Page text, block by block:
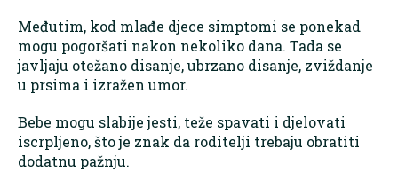
Međutim, kod mlađe djece simptomi se ponekad
mogu pogoršati nakon nekoliko dana. Tada se
javljaju otežano disanje, ubrzano disanje, zviždanje
u prsima i izražen umor.
Bebe mogu slabije jesti, teže spavati i djelovati
iscrpljeno, što je znak da roditelji trebaju obratiti
dodatnu pažnju.